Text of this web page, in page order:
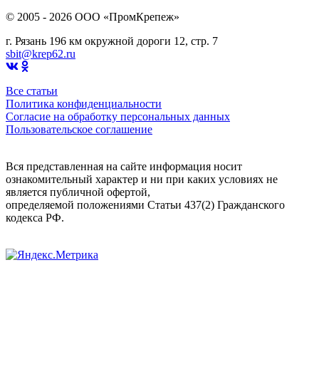
© 2005 - 2026 OOO «ПромКрепеж»
г. Рязань 196 км окружной дороги 12, стр. 7
sbit@krep62.ru
Все статьи
Политика конфиденциальности
Согласие на обработку персональных данных
Пользовательское соглашение
Вся представленная на сайте информация носит
ознакомительный характер и ни при каких условиях не
является публичной офертой,
определяемой положениями Статьи 437(2) Гражданского
кодекса РФ.